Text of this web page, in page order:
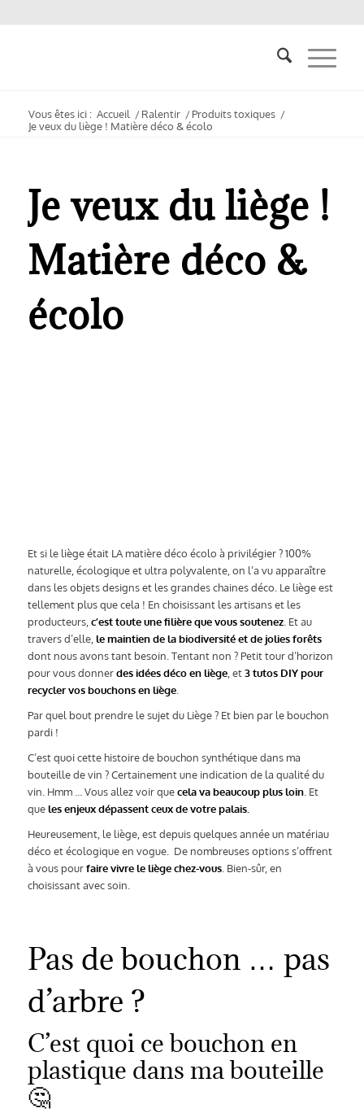
Vous êtes ici : Accueil / Ralentir / Produits toxiques /
Je veux du liège ! Matière déco & écolo
Je veux du liège !
Matière déco &
écolo
Et si le liège était LA matière déco écolo à privilégier ? 100%
naturelle, écologique et ultra polyvalente, on l’a vu apparaître
dans les objets designs et les grandes chaines déco. Le liège est
tellement plus que cela ! En choisissant les artisans et les
producteurs, c’est toute une filière que vous soutenez. Et au
travers d’elle, le maintien de la biodiversité et de jolies forêts
dont nous avons tant besoin. Tentant non ? Petit tour d’horizon
pour vous donnerdes idées déco en liège, et3 tutos DIY pour
recycler vos bouchons en liège.
Par quel bout prendre le sujet du Liège ? Et bien par le bouchon
pardi !
C’est quoi cette histoire de bouchon synthétique dans ma
bouteille de vin ? Certainement une indication de la qualité du
vin. Hmm … Vous allez voir quecela va beaucoup plus loin. Et
queles enjeux dépassent ceux de votre palais.
Heureusement, le liège, est depuis quelques année un matériau
déco et écologique en vogue. De nombreuses options s’offrent
à vous pourfaire vivre le liège chez-vous. Bien-sûr, en
choisissant avec soin.
Pas de bouchon … pas
d’arbre ?
C’est quoi ce bouchon en
plastique dans ma bouteille
🤔